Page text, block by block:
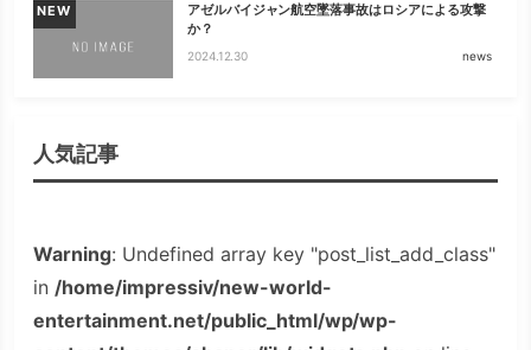
NEW
アゼルバイジャン航空墜落事故はロシアによる攻撃
か？
2024.12.30 news
人気記事
Warning: Undefined array key "post_list_add_class"
in /home/impressiv/new-world-
entertainment.net/public_html/wp/wp-